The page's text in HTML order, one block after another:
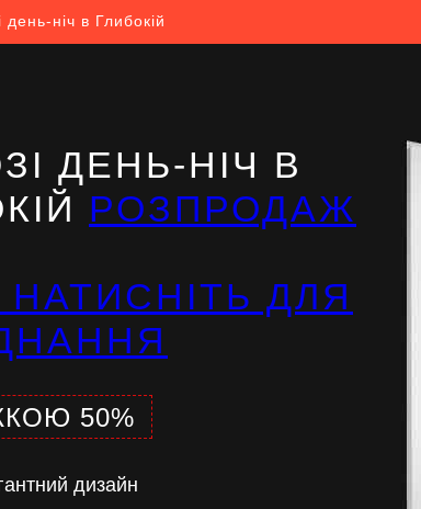
ніч в Глибокій
ДЕНЬ-НІЧ В
РОЗПРОДАЖ
НАТИСНІТЬ ДЛЯ
50%
дизайн